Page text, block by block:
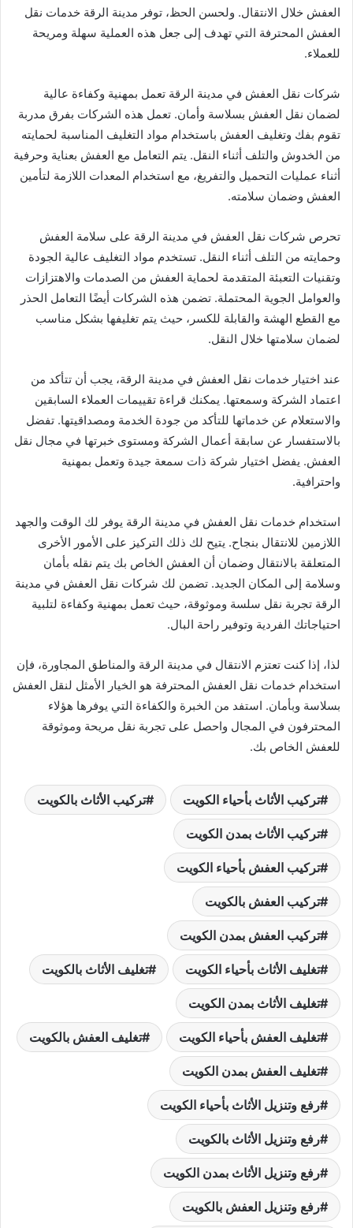
العفش خلال الانتقال. ولحسن الحظ، توفر مدينة الرقة خدمات نقل
العفش المحترفة التي تهدف إلى جعل هذه العملية سهلة ومريحة
للعملاء.
شركات نقل العفش في مدينة الرقة تعمل بمهنية وكفاءة عالية
لضمان نقل العفش بسلاسة وأمان. تعمل هذه الشركات بفرق مدربة
تقوم بفك وتغليف العفش باستخدام مواد التغليف المناسبة لحمايته
من الخدوش والتلف أثناء النقل. يتم التعامل مع العفش بعناية وحرفية
أثناء عمليات التحميل والتفريغ، مع استخدام المعدات اللازمة لتأمين
العفش وضمان سلامته.
تحرص شركات نقل العفش في مدينة الرقة على سلامة العفش
وحمايته من التلف أثناء النقل. تستخدم مواد التغليف عالية الجودة
وتقنيات التعبئة المتقدمة لحماية العفش من الصدمات والاهتزازات
والعوامل الجوية المحتملة. تضمن هذه الشركات أيضًا التعامل الحذر
مع القطع الهشة والقابلة للكسر، حيث يتم تغليفها بشكل مناسب
لضمان سلامتها خلال النقل.
عند اختيار خدمات نقل العفش في مدينة الرقة، يجب أن تتأكد من
اعتماد الشركة وسمعتها. يمكنك قراءة تقييمات العملاء السابقين
والاستعلام عن خدماتها للتأكد من جودة الخدمة ومصداقيتها. تفضل
بالاستفسار عن سابقة أعمال الشركة ومستوى خبرتها في مجال نقل
العفش. يفضل اختيار شركة ذات سمعة جيدة وتعمل بمهنية
واحترافية.
استخدام خدمات نقل العفش في مدينة الرقة يوفر لك الوقت والجهد
اللازمين للانتقال بنجاح. يتيح لك ذلك التركيز على الأمور الأخرى
المتعلقة بالانتقال وضمان أن العفش الخاص بك يتم نقله بأمان
وسلامة إلى المكان الجديد. تضمن لك شركات نقل العفش في مدينة
الرقة تجربة نقل سلسة وموثوقة، حيث تعمل بمهنية وكفاءة لتلبية
احتياجاتك الفردية وتوفير راحة البال.
لذا، إذا كنت تعتزم الانتقال في مدينة الرقة والمناطق المجاورة، فإن
استخدام خدمات نقل العفش المحترفة هو الخيار الأمثل لنقل العفش
بسلاسة وبأمان. استفد من الخبرة والكفاءة التي يوفرها هؤلاء
المحترفون في المجال واحصل على تجربة نقل مريحة وموثوقة
للعفش الخاص بك.
تركيب الأثاث بأحياء الكويت تركيب الأثاث بالكويت
تركيب الأثاث بمدن الكويت
تركيب العفش بأحياء الكويت
تركيب العفش بالكويت
تركيب العفش بمدن الكويت
تغليف الأثاث بأحياء الكويت تغليف الأثاث بالكويت
تغليف الأثاث بمدن الكويت
تغليف العفش بأحياء الكويت تغليف العفش بالكويت
تغليف العفش بمدن الكويت
رفع وتنزيل الأثاث بأحياء الكويت
رفع وتنزيل الأثاث بالكويت
رفع وتنزيل الأثاث بمدن الكويت
رفع وتنزيل العفش بالكويت